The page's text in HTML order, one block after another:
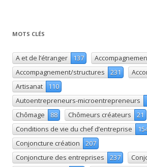
MOTS CLÉS
A et de l’étranger 137
Accompagnement/structures
231
Artisanat
110
Autoentrepreneurs-microentrepreneurs
Chômage
88 Chômeurs créateurs 21
Conditions de vie du chef d’entreprise
Conjoncture création
207
Conjoncture des entreprises
237